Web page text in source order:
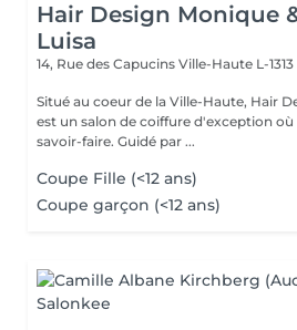
Hair Design Monique
Luisa
14, Rue des Capucins Ville-Haute L-1313
Situé au coeur de la Ville-Haute, Hair
est un salon de coiffure d'exception
savoir-faire. Guidé par ...
Coupe Fille (<12 ans)
Coupe garçon (<12 ans)